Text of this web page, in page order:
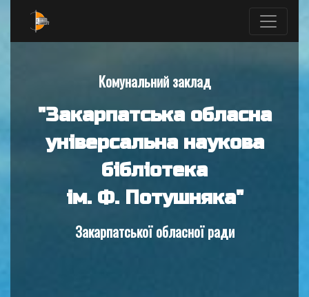
Комунальний заклад
"Закарпатська обласна
універсальна наукова
бібліотека
ім. Ф. Потушняка"
Закарпатської обласної ради